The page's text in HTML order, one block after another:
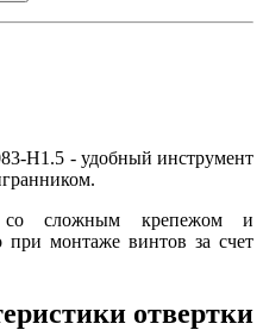
H1.5 - удобный инструмент
со сложным крепежом и
при монтаже винтов за счет
отвертки